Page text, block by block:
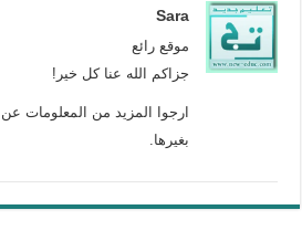
Sara
موقع رائع
جزاكم الله عنا كل خير!
ارجوا المزيد من المعلومات عن
بغيرها.